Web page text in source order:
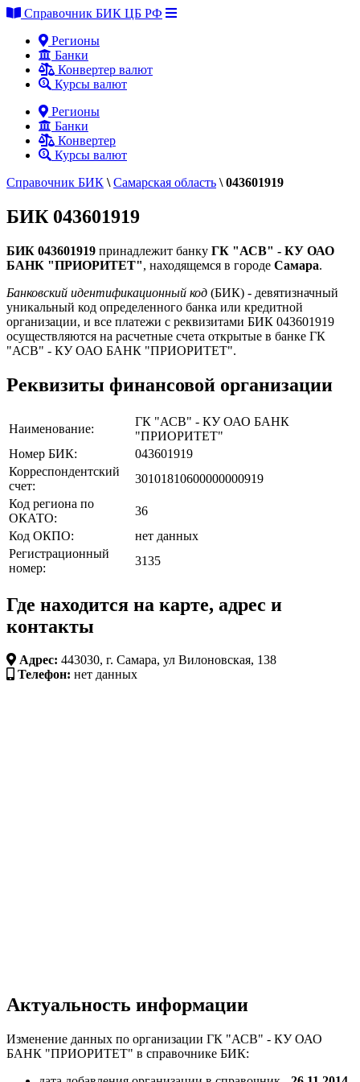
Справочник БИК ЦБ РФ
Регионы
Банки
Конвертер валют
Курсы валют
Регионы
Банки
Конвертер
Курсы валют
Справочник БИК \ Самарская область \ 043601919
БИК 043601919
БИК 043601919 принадлежит банку ГК "АСВ" - КУ ОАО
БАНК "ПРИОРИТЕТ", находящемся в городе Самара.
Банковский идентификационный код (БИК) - девятизначный
уникальный код определенного банка или кредитной
организации, и все платежи с реквизитами БИК 043601919
осуществляются на расчетные счета открытые в банке ГК
"АСВ" - КУ ОАО БАНК "ПРИОРИТЕТ".
Реквизиты финансовой организации
Наименование:
ГК "АСВ" - КУ ОАО БАНК
"ПРИОРИТЕТ"
Номер БИК:
043601919
Корреспондентский
счет:
30101810600000000919
Код региона по
ОКАТО:
36
Код ОКПО:
нет данных
Регистрационный
номер:
3135
Где находится на карте, адрес и
контакты
Адрес: 443030, г. Самара, ул Вилоновская, 138
Телефон: нет данных
Актуальность информации
Изменение данных по организации ГК "АСВ" - КУ ОАО
БАНК "ПРИОРИТЕТ" в справочнике БИК: